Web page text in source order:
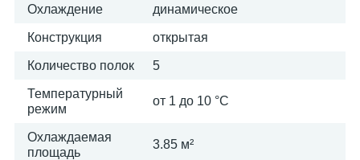
Охлаждение динамическое
Конструкция открытая
Количество полок 5
Температурный
режим
от 1 до 10 °C
Охлаждаемая
площадь
3.85 м²